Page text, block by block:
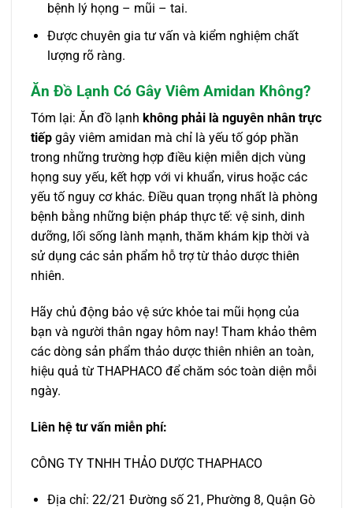
bệnh lý họng – mũi – tai.
Được chuyên gia tư vấn và kiểm nghiệm chất
lượng rõ ràng.
Ăn Đồ Lạnh Có Gây Viêm Amidan Không?
Tóm lại: Ăn đồ lạnh không phải là nguyên nhân trực
tiếp gây viêm amidan mà chỉ là yếu tố góp phần
trong những trường hợp điều kiện miễn dịch vùng
họng suy yếu, kết hợp với vi khuẩn, virus hoặc các
yếu tố nguy cơ khác. Điều quan trọng nhất là phòng
bệnh bằng những biện pháp thực tế: vệ sinh, dinh
dưỡng, lối sống lành mạnh, thăm khám kịp thời và
sử dụng các sản phẩm hỗ trợ từ thảo dược thiên
nhiên.
Hãy chủ động bảo vệ sức khỏe tai mũi họng của
bạn và người thân ngay hôm nay! Tham khảo thêm
các dòng sản phẩm thảo dược thiên nhiên an toàn,
hiệu quả từ THAPHACO để chăm sóc toàn diện mỗi
ngày.
Liên hệ tư vấn miễn phí:
CÔNG TY TNHH THẢO DƯỢC THAPHACO
Địa chỉ: 22/21 Đường số 21, Phường 8, Quận Gò